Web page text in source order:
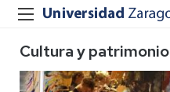
Cultura y patrimonio